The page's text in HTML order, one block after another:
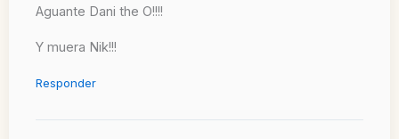
Aguante Dani the O!!!!
Y muera Nik!!!
Responder